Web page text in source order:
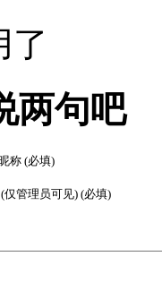
了
两句吧
称 (必填)
仅管理员可见) (必填)